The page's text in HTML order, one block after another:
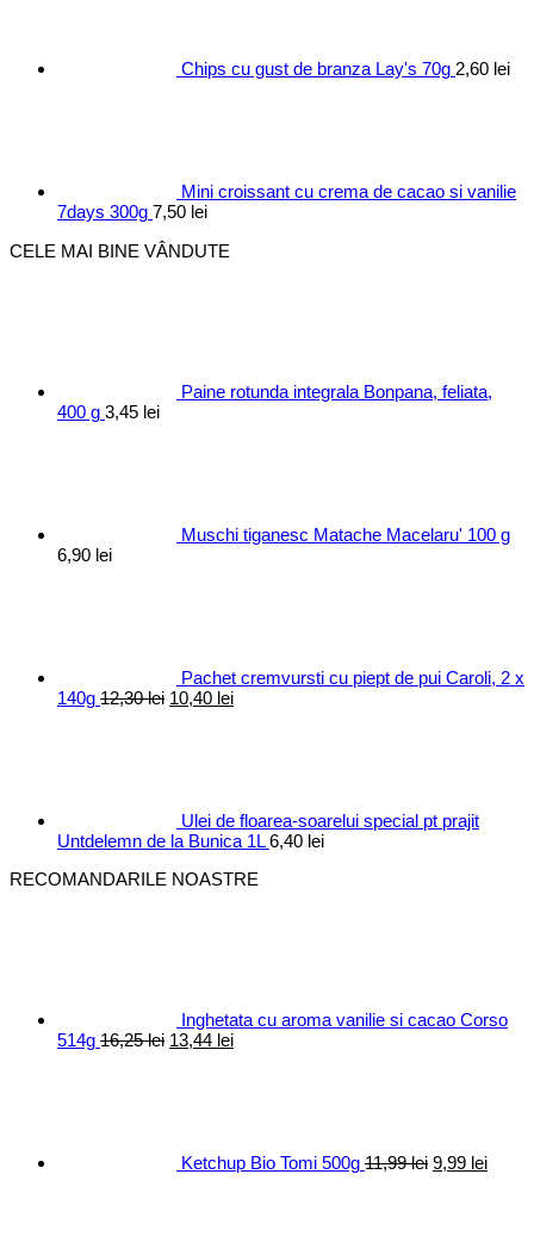
Chips cu gust de branza Lay's 70g 2,60 lei
Mini croissant cu crema de cacao si vanilie
7days 300g 7,50 lei
CELE MAI BINE VÂNDUTE
Paine rotunda integrala Bonpana, feliata,
400 g 3,45 lei
Muschi tiganesc Matache Macelaru' 100 g
6,90 lei
Pachet cremvursti cu piept de pui Caroli, 2 x
140g 12,30lei Prețul
10,40 leiPrețul
Ulei de floarea-soarelui special pt prajit
Untdelemn de la Bunica 1L 6,40 lei
RECOMANDARILE NOASTRE
Inghetata cu aroma vanilie si cacao Corso
514g 16,25lei Prețul
13,44 leiPrețul
Ketchup Bio Tomi 500g 11,99lei 9,99 lei